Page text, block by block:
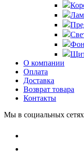
О компании
Оплата
Доставка
Возврат товара
Контакты
Мы в социальных